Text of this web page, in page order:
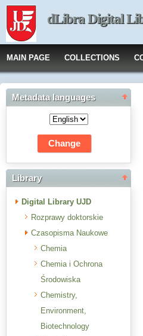
dLibra Digital
MAIN PAGE COLLECTIONS
Metadata languages
Library
Digital Library UJD
Rozprawy doktorskie
Czasopisma Naukowe
Chemia
Chemia i Ochrona
Środowiska
Chemistry,
Environment,
Biotechnology